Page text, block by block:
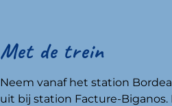
Met de trein
Neem vanaf het station
uit bij station Facture-